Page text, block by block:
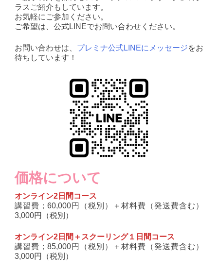
ラスご紹介もしています。
お気軽にご参加ください。
ご希望は、公式LINEでお問い合わせください。
お問い合わせは、 プレミナ公式LINEにメッセージをお
待ちしています！
価格について
オンライン2日間コース
講習費；60,000円（税別）＋材料費（発送費含む）
3,000円（税別）
オンライン2日間＋スクーリング１日間コース
講習費；85,000円（税別）＋材料費（発送費含む）
3,000円（税別）